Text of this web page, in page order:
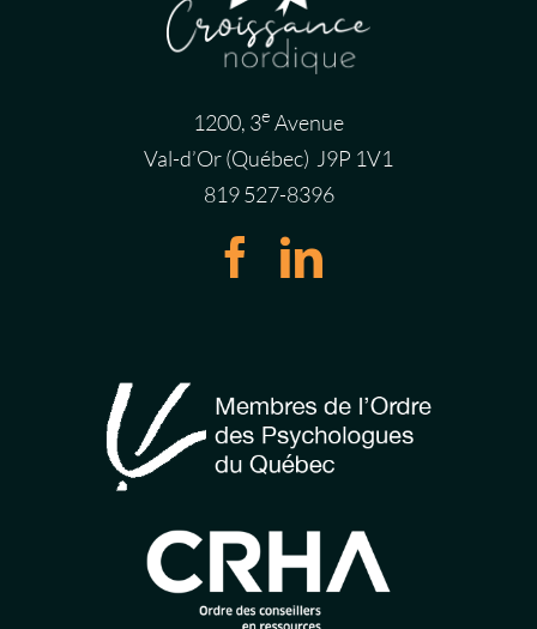
1200, 3e Avenue
Val-d’Or (Québec) J9P 1V1
819 527-8396